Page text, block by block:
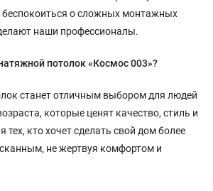
беспокоиться о сложных монтажных
наши профессионалы.
потолок «Космос 003»?
станет отличным выбором для людей
которые ценят качество, стиль и
тех, кто хочет сделать свой дом более
не жертвуя комфортом и